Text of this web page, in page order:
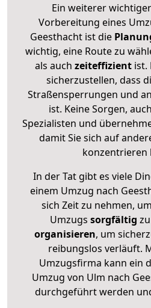
Ein weiterer
Vorbereitung eines
Geesthacht ist die
wichtig, eine Route zu
als auch zeiteffizientist.
sicherzustellen, dass
Straßensperrungen und
ist. Keine Sorgen,
Spezialisten und
damit Sie sich auf
konzentrieren
In der Tat gibt es viele
einem Umzug nach
sich Zeit zu nehmen,
Umzugs sorgfältig zu
organisieren, um
reibungslos verläuft.
Umzugsfirma kann ein
Umzug von Ulm nach
durchgeführt werden